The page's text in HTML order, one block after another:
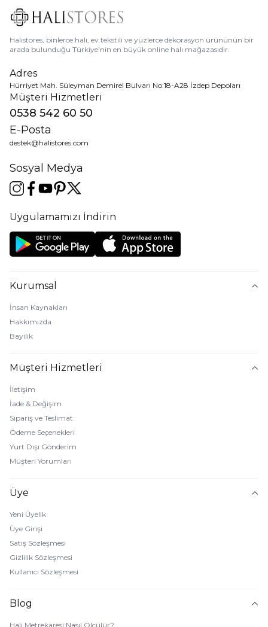
Halıstores, binlerce halı, ev tekstili ve yüzlerce dekorasyon ürününün bir
arada bulunduğu Türkiye’nin en büyük online halı mağazasıdır.
Adres
Hürriyet Mah. Süleyman Demirel Bulvarı No:18-A28 İzdep Depoları
Müşteri Hizmetleri
0538 542 60 50
E-Posta
destek@halistores.com
Sosyal Medya
Uygulamamızı İndirin
Kurumsal
İnsan Kaynakları
Hakkımızda
Bayilik
Müşteri Hizmetleri
İletişim
İade & Değişim
Sipariş ve Teslimat
Ödeme Seçenekleri
Yurt Dışı Gönderim
Müşteri Yorumları
Üye
Yeni Üyelik
Üye Girişi
Satış Sözleşmesi
Gizlilik Sözleşmesi
Kullanıcı Sözleşmesi
Blog
Halı Metrekaresi Nasıl Ölçülür?